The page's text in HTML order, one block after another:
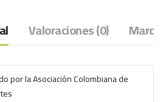
Valoraciones (0)
por la Asociación Colombiana de